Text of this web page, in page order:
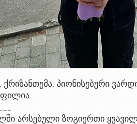
ქრიზანთემა, პიონისებური
არსებული ზოგიერთი